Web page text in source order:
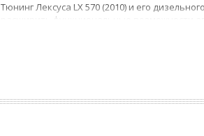
Тюнинг Лексуса LX 570 (2010) и его
расширить функциональные возможности